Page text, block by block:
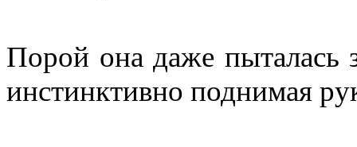
Порой она даже пыталась
инстинктивно поднимая